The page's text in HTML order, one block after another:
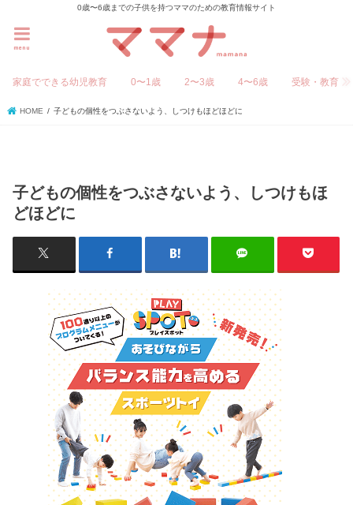
0歳〜6歳までの子供を持つママのための教育情報サイト
menu
家庭でできる幼児教育 0〜1歳 2〜3歳 4〜6歳 受験・教育
HOME 子どもの個性をつぶさないよう、しつけもほどほどに
子どもの個性をつぶさないよう、しつけもほ
どほどに